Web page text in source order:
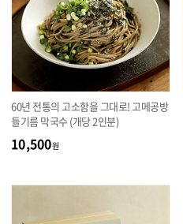
60년 전통의 고소함을 그대로! 고메공방
들기름 막국수 (개당 2인분)
10,500원